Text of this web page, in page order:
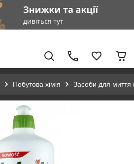
Побутова хімія Засоби для миття